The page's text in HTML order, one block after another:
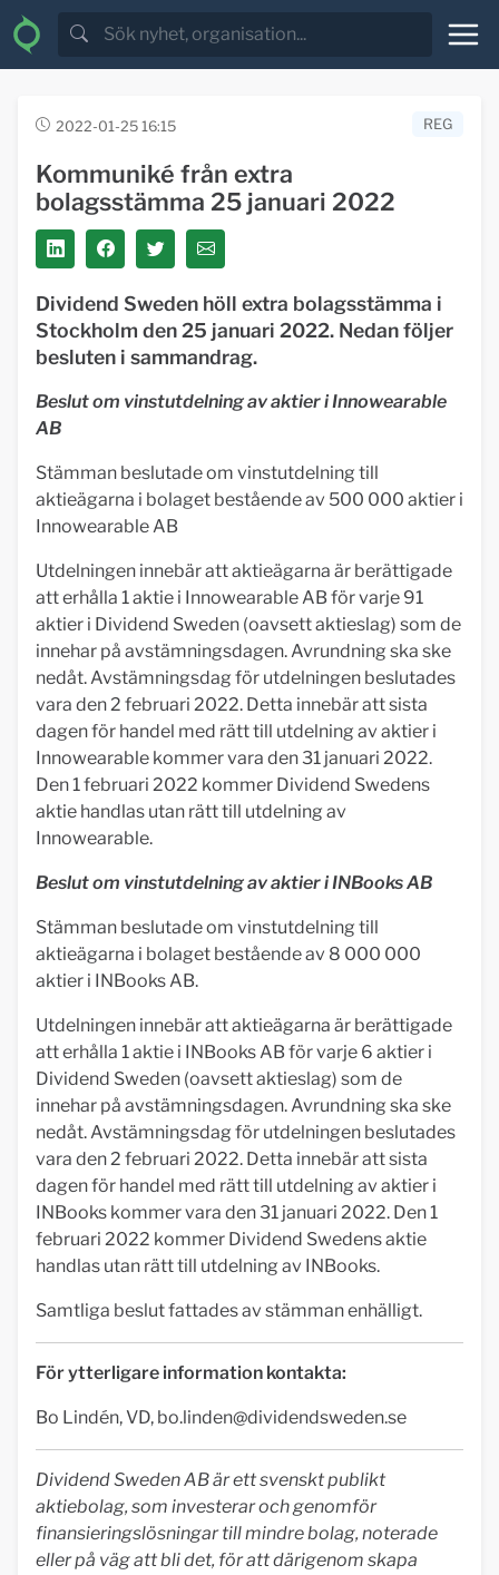
2022-01-25 16:15 REG
Kommuniké från extra
bolagsstämma 25 januari 2022
Dividend Sweden höll extra bolagsstämma i
Stockholm den 25 januari 2022. Nedan följer
besluten i sammandrag.
Beslut om vinstutdelning av aktier i Innowearable
AB
Stämman beslutade om vinstutdelning till
aktieägarna i bolaget bestående av 500 000 aktier i
Innowearable AB
Utdelningen innebär att aktieägarna är berättigade
att erhålla 1 aktie i Innowearable AB för varje 91
aktier i Dividend Sweden (oavsett aktieslag) som de
innehar på avstämningsdagen. Avrundning ska ske
nedåt. Avstämningsdag för utdelningen beslutades
vara den 2 februari 2022. Detta innebär att sista
dagen för handel med rätt till utdelning av aktier i
Innowearable kommer vara den 31 januari 2022.
Den 1 februari 2022 kommer Dividend Swedens
aktie handlas utan rätt till utdelning av
Innowearable.
Beslut om vinstutdelning av aktier i INBooks AB
Stämman beslutade om vinstutdelning till
aktieägarna i bolaget bestående av 8 000 000
aktier i INBooks AB.
Utdelningen innebär att aktieägarna är berättigade
att erhålla 1 aktie i INBooks AB för varje 6 aktier i
Dividend Sweden (oavsett aktieslag) som de
innehar på avstämningsdagen. Avrundning ska ske
nedåt. Avstämningsdag för utdelningen beslutades
vara den 2 februari 2022. Detta innebär att sista
dagen för handel med rätt till utdelning av aktier i
INBooks kommer vara den 31 januari 2022. Den 1
februari 2022 kommer Dividend Swedens aktie
handlas utan rätt till utdelning av INBooks.
Samtliga beslut fattades av stämman enhälligt.
För ytterligare information kontakta:
Bo Lindén, VD, bo.linden@dividendsweden.se
Dividend Sweden AB är ett svenskt publikt
aktiebolag, som investerar och genomför
finansieringslösningar till mindre bolag, noterade
eller på väg att bli det, för att därigenom skapa